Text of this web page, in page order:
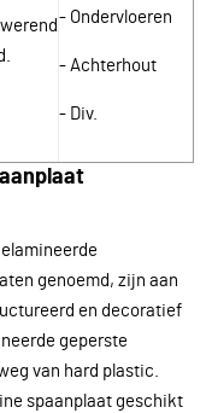
- Ondervloeren
- Achterhout
- Div.
genoemd, zijn aan
en decoratief
geperste
van hard plastic.
spaanplaat geschikt